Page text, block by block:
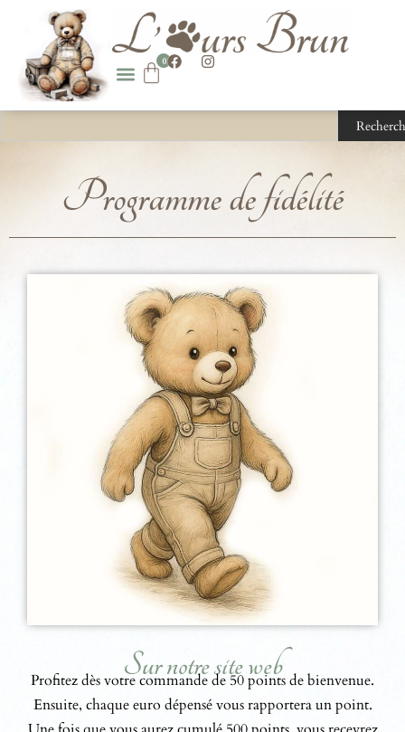
0
Programme de fidélité
Sur notre site web
Profitez dès votre commande de 50 points de bienvenue.
Ensuite, chaque euro dépensé vous rapportera un point.